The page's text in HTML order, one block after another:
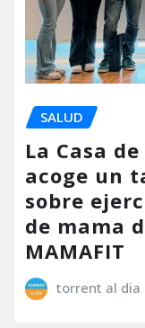
SALUD
La Casa
acoge un
sobre
de mama
MAMAFIT
torrent al dia